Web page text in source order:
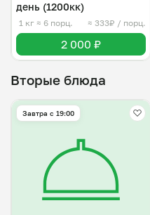
день (1200кк)
1 кг ≈ 6 порц. ≈ 333₽ / порц.
2 000 ₽
Вторые блюда
Завтра c 19:00